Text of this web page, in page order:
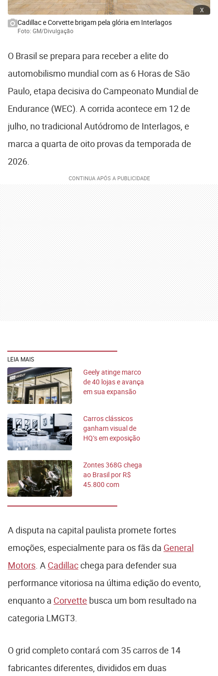
x
Cadillac e Corvette brigam pela glória em Interlagos
Foto: GM/Divulgação
O Brasil se prepara para receber a elite do
automobilismo mundial com as 6 Horas de São
Paulo, etapa decisiva do Campeonato Mundial de
Endurance (WEC). A corrida acontece em 12 de
julho, no tradicional Autódromo de Interlagos, e
marca a quarta de oito provas da temporada de
2026.
LEIA MAIS
Geely atinge marco
de 40 lojas e avança
em sua expansão
Carros clássicos
ganham visual de
HQ’s em exposição
Zontes 368G chega
ao Brasil por R$
45.800 com
de tração
A disputa na capital paulista promete fortes
emoções, especialmente para os fãs da General
Motors . A Cadillacchega para defender sua
performance vitoriosa na última edição do evento,
enquanto a Corvette busca um bom resultado na
categoria LMGT3.
O grid completo contará com 35 carros de 14
fabricantes diferentes, divididos em duas